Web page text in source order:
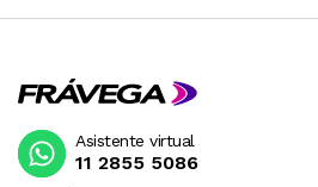
Asistente virtual
11 2855 5086